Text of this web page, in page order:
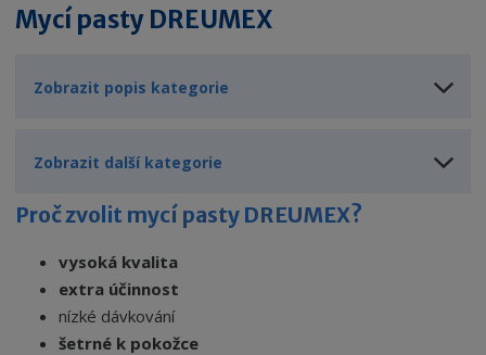
d
s
a
a
Mycí pasty DREUMEX
Zobrazit popis kategorie
Zobrazit další kategorie
Proč zvolit mycí pasty DREUMEX?
vysoká kvalita
extra účinnost
nízké dávkování
šetrné k pokožce